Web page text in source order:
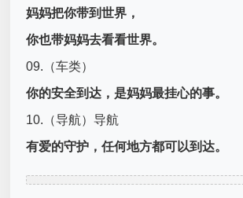
妈妈把你带到世界，
你也带妈妈去看看世界。
09.（车类）
你的安全到达，是妈妈最挂心的事。
10.（导航）导航
有爱的守护，任何地方都可以到达。